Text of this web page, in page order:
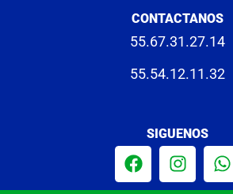
CONTACTANOS
55.67.31.27.14
55.54.12.11.32
SIGUENOS